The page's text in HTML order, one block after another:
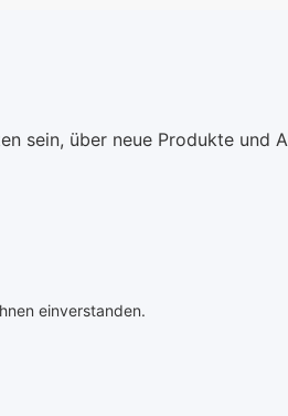
sein, über neue Produkte und
einverstanden.